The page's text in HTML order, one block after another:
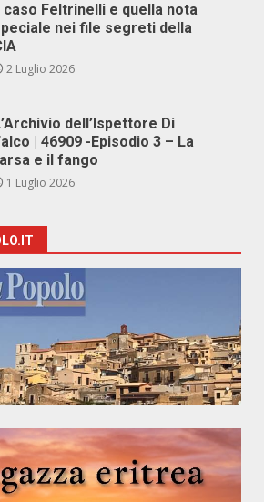
caso Feltrinelli e quella nota
nei file segreti della
2 Luglio 2026
dell’Ispettore Di
| 46909 -Episodio 3 – La
e il fango
1 Luglio 2026